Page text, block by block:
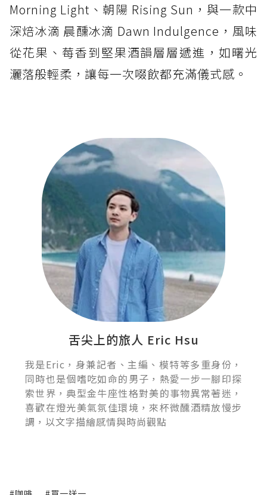
Morning Light、朝陽 Rising Sun，與一款中
深焙冰滴 晨醺冰滴 Dawn Indulgence，風味
從花果、莓香到堅果酒韻層層遞進，如曙光
灑落般輕柔，讓每一次啜飲都充滿儀式感。
舌尖上的旅人 Eric Hsu
我是Eric，身兼記者、主編、模特等多重身份，
同時也是個嗜吃如命的男子，熱愛一步一腳印探
索世界，典型金牛座性格對美的事物異常著迷，
喜歡在燈光美氣氛佳環境，來杯微醺酒精放慢步
調，以文字描繪感情與時尚觀點